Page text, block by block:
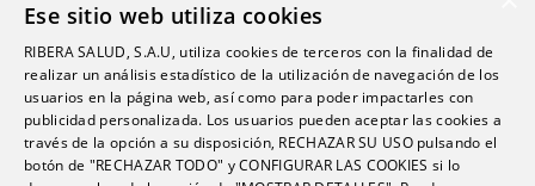
Oftalmología
Otorrinolaringología
Oncología
Fisioterapia
Ese sitio web utiliza cookies
RIBERA SALUD, S.A.U, utiliza cookies de terceros con la finalidad de
realizar un análisis estadístico de la utilización de navegación de los
usuarios en la página web, así como para poder impactarles con
publicidad personalizada. Los usuarios pueden aceptar las cookies a
través de la opción a su disposición, RECHAZAR SU USO pulsando el
botón de "RECHAZAR TODO" y CONFIGURAR LAS COOKIES si lo